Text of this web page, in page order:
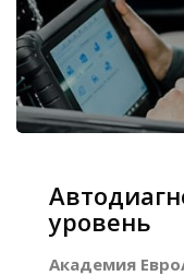
уровень
Академия